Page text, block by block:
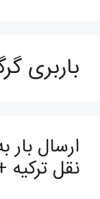
باربری
ارسال
نقل ترکیه